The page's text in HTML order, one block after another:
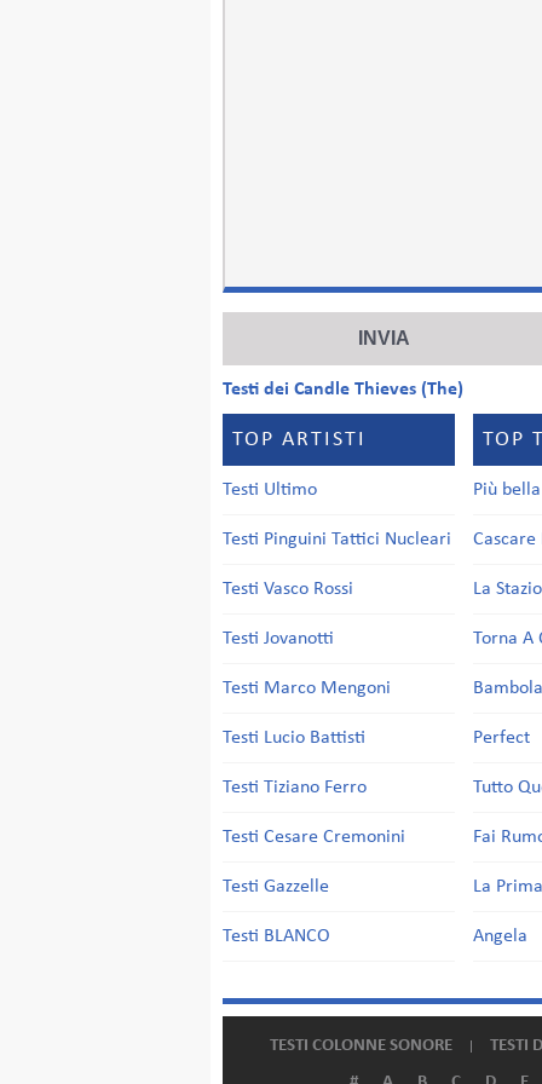
Testi dei Candle Thieves (The)
TOP ARTISTI
Testi Ultimo
Testi Pinguini Tattici Nucleari
Testi Vasco Rossi
Testi Jovanotti
Testi Marco Mengoni
Testi Lucio Battisti
Testi Tiziano Ferro
Testi Cesare Cremonini
Testi Gazzelle
Testi BLANCO
TOP
Più
Cascare
La
Torna A
Bambola
Perfect
Tutto
Fai
La
Angela
TESTI COLONNE SONORE TESTI